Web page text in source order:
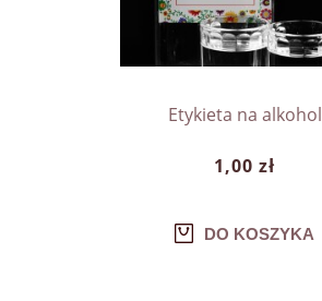
Etykieta na alkohol
1,00 zł
DO KOSZYKA